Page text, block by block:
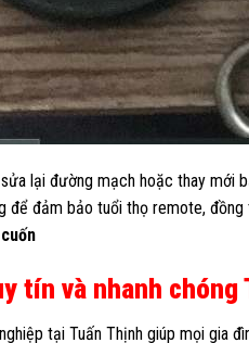
lại đường mạch hoặc thay
để đảm bảo tuổi thọ remote,
tín và nhanh chóng
tại Tuấn Thịnh giúp mọi gia